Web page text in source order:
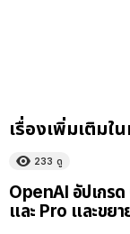
เรื่องเพิ่มเติมใ
233 ดู
OpenAI อัปเกร
และ Pro และขย